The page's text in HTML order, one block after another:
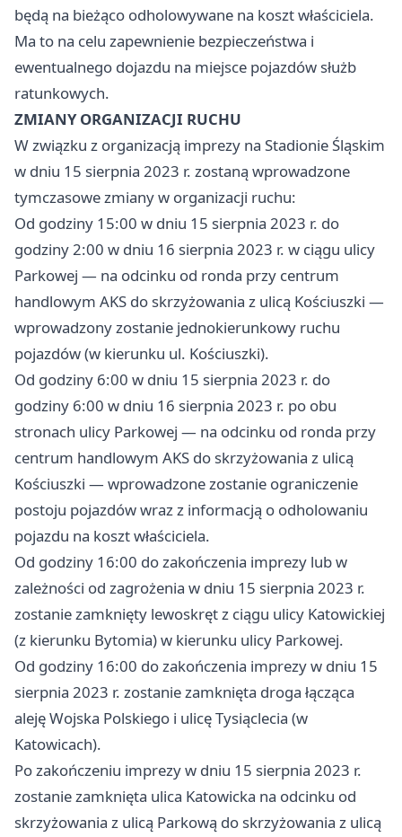
będą na bieżąco odholowywane na koszt właściciela.
Ma to na celu zapewnienie bezpieczeństwa i
ewentualnego dojazdu na miejsce pojazdów służb
ratunkowych.
ZMIANY ORGANIZACJI RUCHU
W związku z organizacją imprezy na Stadionie Śląskim
w dniu 15 sierpnia 2023 r. zostaną wprowadzone
tymczasowe zmiany w organizacji ruchu:
Od godziny 15:00 w dniu 15 sierpnia 2023 r. do
godziny 2:00 w dniu 16 sierpnia 2023 r. w ciągu ulicy
Parkowej — na odcinku od ronda przy centrum
handlowym AKS do skrzyżowania z ulicą Kościuszki —
wprowadzony zostanie jednokierunkowy ruchu
pojazdów (w kierunku ul. Kościuszki).
Od godziny 6:00 w dniu 15 sierpnia 2023 r. do
godziny 6:00 w dniu 16 sierpnia 2023 r. po obu
stronach ulicy Parkowej — na odcinku od ronda przy
centrum handlowym AKS do skrzyżowania z ulicą
Kościuszki — wprowadzone zostanie ograniczenie
postoju pojazdów wraz z informacją o odholowaniu
pojazdu na koszt właściciela.
Od godziny 16:00 do zakończenia imprezy lub w
zależności od zagrożenia w dniu 15 sierpnia 2023 r.
zostanie zamknięty lewoskręt z ciągu ulicy Katowickiej
(z kierunku Bytomia) w kierunku ulicy Parkowej.
Od godziny 16:00 do zakończenia imprezy w dniu 15
sierpnia 2023 r. zostanie zamknięta droga łącząca
aleję Wojska Polskiego i ulicę Tysiąclecia (w
Katowicach).
Po zakończeniu imprezy w dniu 15 sierpnia 2023 r.
zostanie zamknięta ulica Katowicka na odcinku od
skrzyżowania z ulicą Parkową do skrzyżowania z ulicą